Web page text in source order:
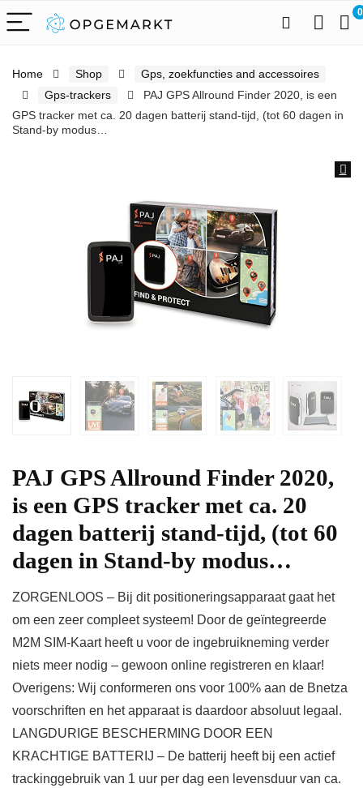
0
Home Shop
Gps, zoekfuncties and accessoires
Gps-trackers
PAJ GPS Allround Finder 2020, is een
GPS tracker met ca. 20 dagen batterij stand-tijd, (tot 60 dagen in
Stand-by modus…
PAJ GPS Allround Finder 2020,
is een GPS tracker met ca. 20
dagen batterij stand-tijd, (tot 60
dagen in Stand-by modus…
ZORGENLOOS – Bij dit positioneringsapparaat gaat het
om een zeer compleet systeem! Door de geïntegreerde
M2M SIM-Kaart heeft u voor de ingebruikneming verder
niets meer nodig – gewoon online registreren en klaar!
Overigens: Wij conformeren ons voor 100% aan de Bnetza
voorschriften en het apparaat is daardoor absoluut legaal.
LANGDURIGE BESCHERMING DOOR EEN
KRACHTIGE BATTERIJ – De batterij heeft bij een actief
trackinggebruik van 1 uur per dag een levensduur van ca.